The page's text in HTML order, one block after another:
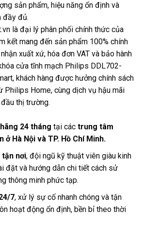
sản phẩm, hiệu năng ổn định và
đầy đủ.
là đại lý phân phối chính thức của
kết mang đến sản phẩm 100% chính
xuất xứ, hóa đơn VAT và bảo hành
cửa tĩnh mạch Philips DDL702-
khách hàng được hưởng chính sách
Philips Home, cùng dịch vụ hậu mãi
thị trường.
24 tháng tại các trung tâm
ở Hà Nội và TP. Hồ Chí Minh.
tận nơi, đội ngũ kỹ thuật viên giàu kinh
đặt và hướng dẫn chi tiết cách sử
thông minh phức tạp.
7, xử lý sự cố nhanh chóng và tận
hoạt động ổn định, bền bỉ theo thời